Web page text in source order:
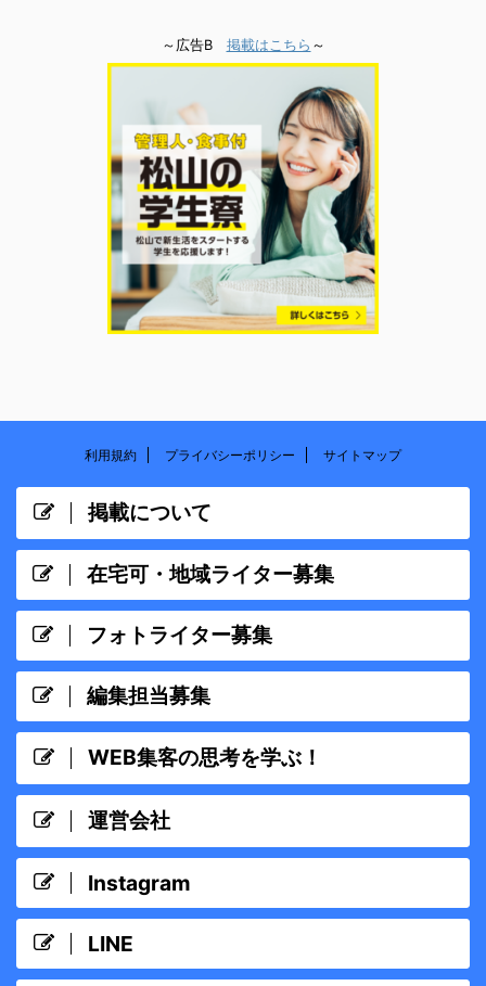
～広告B 掲載はこちら ～
利用規約 プライバシーポリシー サイトマップ
掲載について
在宅可・地域ライター募集
フォトライター募集
編集担当募集
WEB集客の思考を学ぶ！
運営会社
Instagram
LINE